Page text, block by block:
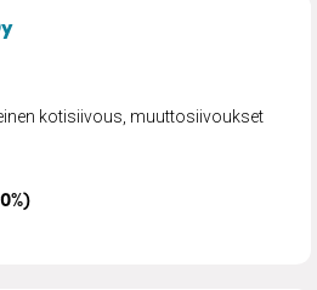
– Kodinhoitopalvelut
kotisiivous, muuttosiivoukset